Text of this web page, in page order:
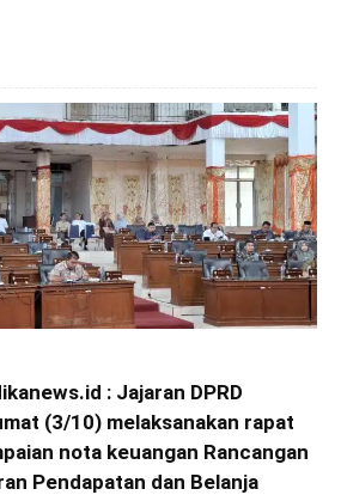
: Jajaran DPRD
(3/10) melaksanakan rapat
nota keuangan Rancangan
Pendapatan dan Belanja